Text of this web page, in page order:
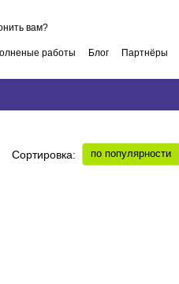
вам?
работы Блог Партнёры
Сортировка: по популярности